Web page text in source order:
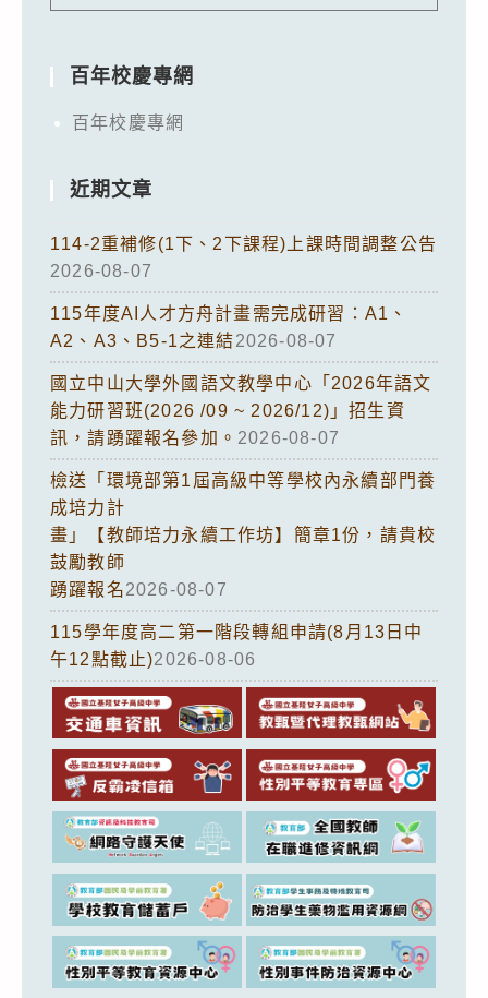
百年校慶專網
百年校慶專網
近期文章
114-2重補修(1下、2下課程)上課時間調整公告
2026-08-07
115年度AI人才方舟計畫需完成研習：A1、
A2、A3、B5-1之連結2026-08-07
國立中山大學外國語文教學中心「2026年語文
能力研習班(2026 /09 ~ 2026/12)」招生資
訊，請踴躍報名參加。 2026-08-07
檢送「環境部第1屆高級中等學校內永續部門養
成培力計
畫」【教師培力永續工作坊】簡章1份，請貴校
鼓勵教師
踴躍報名2026-08-07
115學年度高二第一階段轉組申請(8月13日中
午12點截止)2026-08-06